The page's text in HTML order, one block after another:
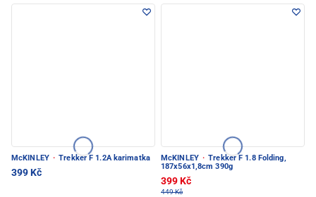
McKINLEY · Trekker F 1.2A karimatka
399 Kč
McKINLEY · Trekker F 1.8 Folding,
187x56x1,8cm 390g
399 Kč
449 Kč